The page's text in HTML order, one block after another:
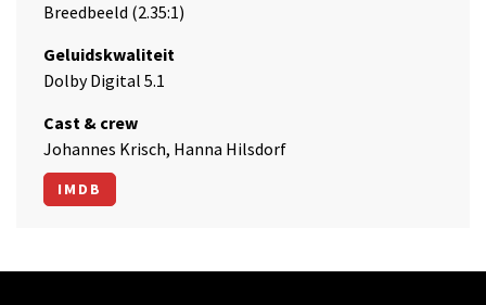
Breedbeeld (2.35:1)
Geluidskwaliteit
Dolby Digital 5.1
Cast & crew
Johannes Krisch, Hanna Hilsdorf
IMDB